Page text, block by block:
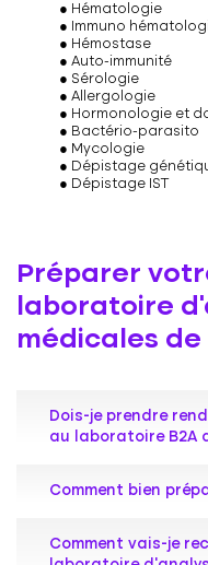
Hématologie
Immuno
Hémostase
Auto-immunité
Sérologie
Allergologie
Hormonologie et
Bactério-parasito
Mycologie
Dépistage
Dépistage IST
Préparer
laboratoire
médicales
Dois-je prendre
au laboratoire B2A
Votre laboratoire
Certains
Comment bien
Nous vous
Comment vais-je